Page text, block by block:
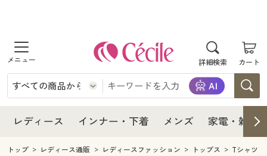
詳細検索 カート
商品を探す
レディース
レディースファッション
インナー・下着
インナー・下着通販すべて
メンズ
レディース インナー・下着 メンズ 家電・雑貨
レディース
レディース通販すべて
レディースファッション
インナー・下着
インナー・下着通販すべて
メンズ
トップ レディース通販 レディースファッション トップス Tシャツ